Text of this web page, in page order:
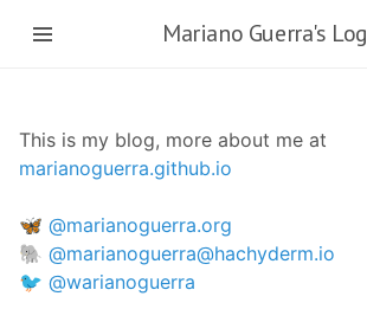
Mariano Guerra's Log
This is my blog, more about me at
marianoguerra.github.io
🦋 @marianoguerra.org
🐘 @marianoguerra@hachyderm.io
🐦 @warianoguerra